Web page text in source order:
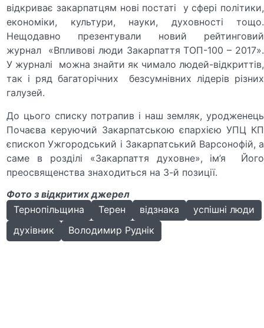
відкриває закарпатцям нові постаті у сфері політики,
економіки, культури, науки, духовності тощо.
Нещодавно презентували новий рейтинговий
журнал «Впливові люди Закарпаття ТОП-100 – 2017».
У журналі можна знайти як чимало людей-відкриттів,
так і ряд багаторічних безсумнівних лідерів різних
галузей.
До цього списку потрапив і наш земляк, уродженець
Почаєва керуючий Закарпатською єпархією УПЦ КП
єпископ Ужгородський і Закарпатський Варсонофій, а
саме в розділі «Закарпаття духовне», ім’я Його
преосвященства знаходиться на 3-й позиції.
Фото з відкритих джерел
Тернопільщина
Терен відзнака
успішні люди
духівник
Володимир Руднік